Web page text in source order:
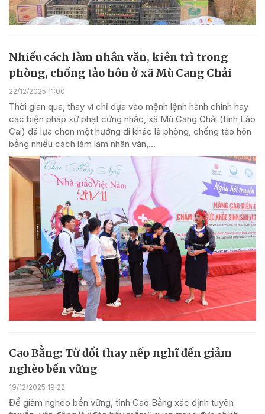
Nhiều cách làm nhân văn, kiên trì trong
phòng, chống tảo hôn ở xã Mù Cang Chải
22/12/2025 11:00
Thời gian qua, thay vì chỉ dựa vào mệnh lệnh hành chính hay
các biện pháp xử phạt cứng nhắc, xã Mù Cang Chải (tỉnh Lào
Cai) đã lựa chọn một hướng đi khác là phòng, chống tảo hôn
bằng nhiều cách làm làm nhân văn,...
Cao Bằng: Từ đổi thay nếp nghĩ đến giảm
nghèo bền vững
19/12/2025 19:22
Để giảm nghèo bền vững, tỉnh Cao Bằng xác định tuyên